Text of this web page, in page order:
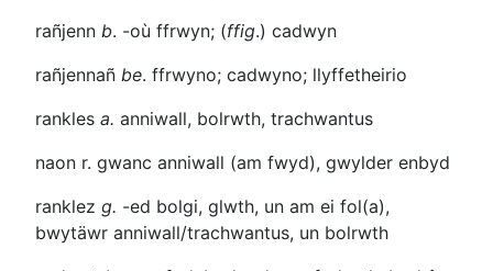
rañjenn b. -où ffrwyn; (ffig.) cadwyn
rañjennañ be. ffrwyno; cadwyno; llyffetheirio
rankles a. anniwall, bolrwth, trachwantus
naon r. gwanc anniwall (am fwyd), gwylder enbyd
ranklez g. -ed bolgi, glwth, un am ei fol(a),
bwytäwr anniwall/trachwantus, un bolrwth